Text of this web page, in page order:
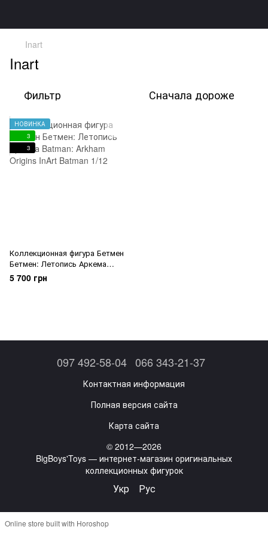
Inart
Inart
Фильтр Сначала дороже
НОВИНКА
3
3
Коллекционная фигура Бетмен
Бетмен: Летопись Аркема
Batman: Arkham Origins InArt
Batman 1/12
5 700 грн
097 492-58-04 066 343-21-37
Контактная информация
Полная версия сайта
Карта сайта
© 2012—2026
BigBoys'Toys — интернет-магазин оригинальных
коллекционных фигурок
Укр Рус
Online store built with Horoshop